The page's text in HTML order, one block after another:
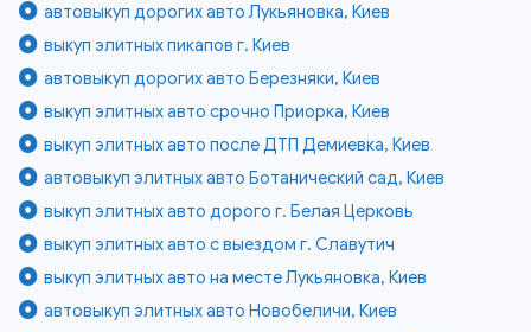
автовыкуп дорогих авто Лукьяновка, Киев
выкуп элитных пикапов г. Киев
автовыкуп дорогих авто Березняки, Киев
выкуп элитных авто срочно Приорка, Киев
выкуп элитных авто после ДТП Демиевка, Киев
автовыкуп элитных авто Ботанический сад, Киев
выкуп элитных авто дорого г. Белая Церковь
выкуп элитных авто с выездом г. Славутич
выкуп элитных авто на месте Лукьяновка, Киев
автовыкуп элитных авто Новобеличи, Киев